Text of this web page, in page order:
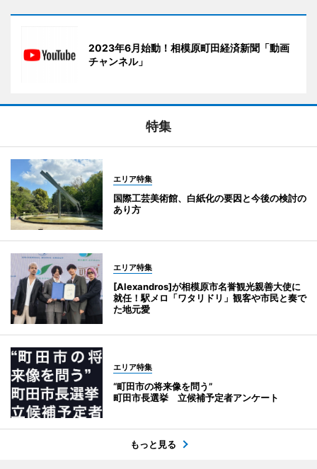
2023年6月始動！相模原町田経済新聞「動画
チャンネル」
特集
エリア特集
国際工芸美術館、白紙化の要因と今後の検討の
あり方
エリア特集
[Alexandros]が相模原市名誉観光親善大使に
就任！駅メロ「ワタリドリ」観客や市民と奏で
た地元愛
エリア特集
“町田市の将来像を問う”
町田市長選挙 立候補予定者アンケート
もっと見る